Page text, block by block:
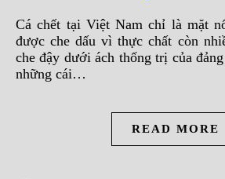
Cá chết tại Việt Nam chỉ là mặt nổi của vấn đề đang
được che dấu vì thực chất còn
che đậy dưới ách thống trị của
những cái…
READ MORE